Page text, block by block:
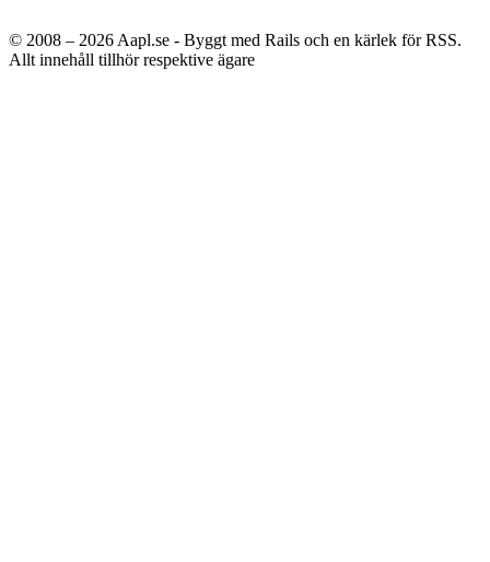
© 2008 – 2026 Aapl.se - Byggt med Rails och en kärlek för RSS.
Allt innehåll tillhör respektive ägare